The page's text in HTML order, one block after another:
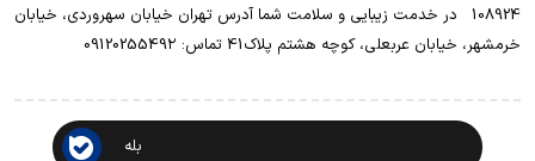
108924 ‌ ‌ در خدمت زیبایی و سلامت شما آدرس تهران خیابان سهروردی، خیابان
خرمشهر، خیابان عربعلی، کوچه هشتم پلاک41 تماس: 0912025549۲
بله